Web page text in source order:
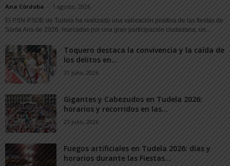
Ana Córdoba - 1 agosto, 2026
El PSN-PSOE de Tudela ha realizado una valoración positiva de las fiestas de
Santa Ana de 2026, marcadas por una gran participación ciudadana, un...
Toquero destaca la convivencia y la caída de
los delitos en...
31 julio, 2026
Gigantes y Cabezudos en Tudela 2026:
horarios y recorridos en las...
25 julio, 2026
Fuegos artificiales en Tudela 2026: días y
horarios durante las Fiestas...